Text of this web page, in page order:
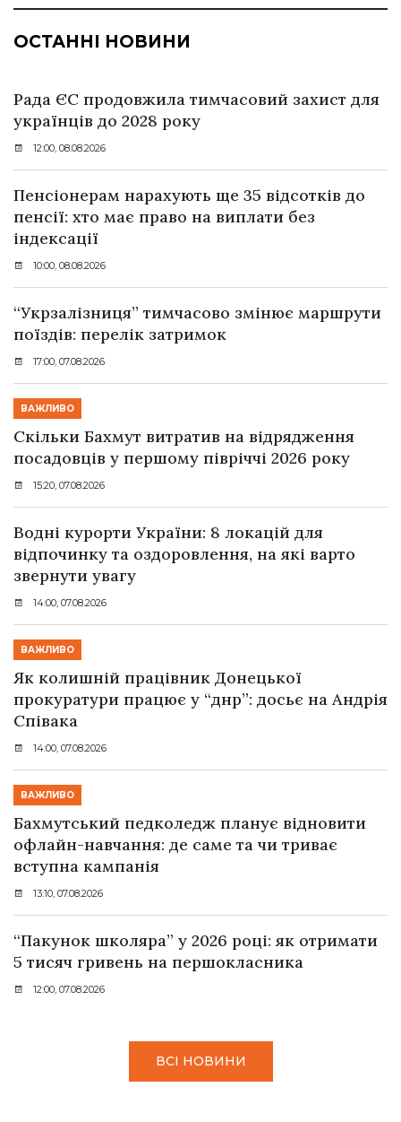
ОСТАННІ НОВИНИ
Рада ЄС продовжила тимчасовий захист для
українців до 2028 року
12:00, 08.08.2026
Пенсіонерам нарахують ще 35 відсотків до
пенсії: хто має право на виплати без
індексації
10:00, 08.08.2026
“Укрзалізниця” тимчасово змінює маршрути
поїздів: перелік затримок
17:00, 07.08.2026
ВАЖЛИВО
Скільки Бахмут витратив на відрядження
посадовців у першому півріччі 2026 року
15:20, 07.08.2026
Водні курорти України: 8 локацій для
відпочинку та оздоровлення, на які варто
звернути увагу
14:00, 07.08.2026
ВАЖЛИВО
Як колишній працівник Донецької
прокуратури працює у “днр”: досьє на Андрія
Співака
14:00, 07.08.2026
ВАЖЛИВО
Бахмутський педколедж планує відновити
офлайн-навчання: де саме та чи триває
вступна кампанія
13:10, 07.08.2026
“Пакунок школяра” у 2026 році: як отримати
5 тисяч гривень на першокласника
12:00, 07.08.2026
ВСІ НОВИНИ